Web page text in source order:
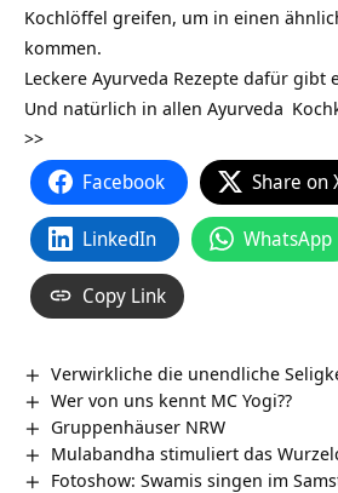
Kochlöffel greifen, um in einen
kommen.
Leckere Ayurveda Rezepte dafür gibt
Und natürlich in allen Ayurveda
>>
Facebook Share on
LinkedIn WhatsApp
Copy Link
Verwirkliche die unendliche
Wer von uns kennt MC Yogi??
Gruppenhäuser NRW
Mulabandha stimuliert das
Fotoshow: Swamis singen im